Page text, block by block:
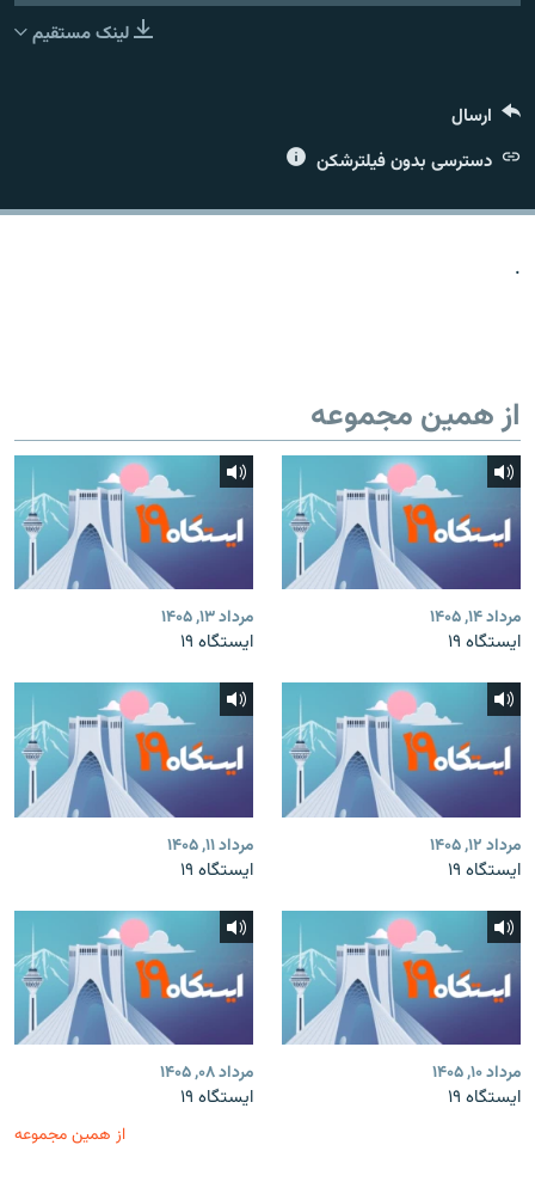
لینک مستقیم
ارسال
دسترسی بدون فیلترشکن
.
از همین مجموعه
مرداد ۱۴, ۱۴۰۵
ایستگاه ۱۹
مرداد ۱۳, ۱۴۰۵
ایستگاه ۱۹
مرداد ۱۲, ۱۴۰۵
ایستگاه ۱۹
مرداد ۱۱, ۱۴۰۵
ایستگاه ۱۹
مرداد ۱۰, ۱۴۰۵
ایستگاه ۱۹
مرداد ۰۸, ۱۴۰۵
ایستگاه ۱۹
از همین مجموعه